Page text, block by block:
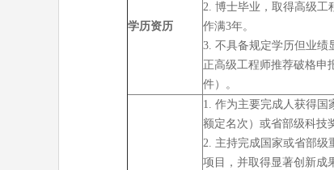
学历资历
2. 博士毕业，取得高级工
作满3年。
3. 不具备规定学历但业绩
正高级工程师推荐破格申
件）。
1. 作为主要完成人获得国
额定名次）或省部级科技
2. 主持完成国家或省部级
项目，并取得显著创新成